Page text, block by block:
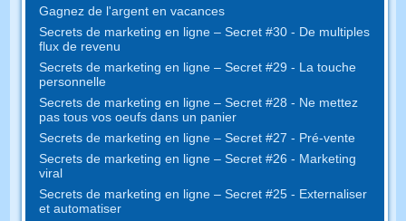
Gagnez de l'argent en vacances
Secrets de marketing en ligne – Secret #30 - De multiples
flux de revenu
Secrets de marketing en ligne – Secret #29 - La touche
personnelle
Secrets de marketing en ligne – Secret #28 - Ne mettez
pas tous vos oeufs dans un panier
Secrets de marketing en ligne – Secret #27 - Pré-vente
Secrets de marketing en ligne – Secret #26 - Marketing
viral
Secrets de marketing en ligne – Secret #25 - Externaliser
et automatiser